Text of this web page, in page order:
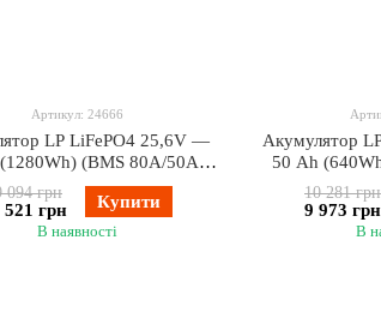
Артикул: 24666
LP LiFePO4 25,6V —
(BMS 80A/50А)
пластик Smart BT
094 грн
521 грн Купити
В наявності
Акумулятор
50 Ah
пластик
10 281 грн
9 973 грн
В